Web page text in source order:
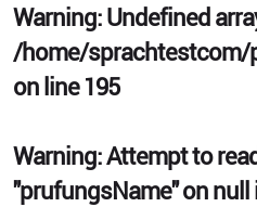
Warning: Undefined
/home/sprachtestcom/
on line195
Warning: Attempt to
"prufungsName" on null